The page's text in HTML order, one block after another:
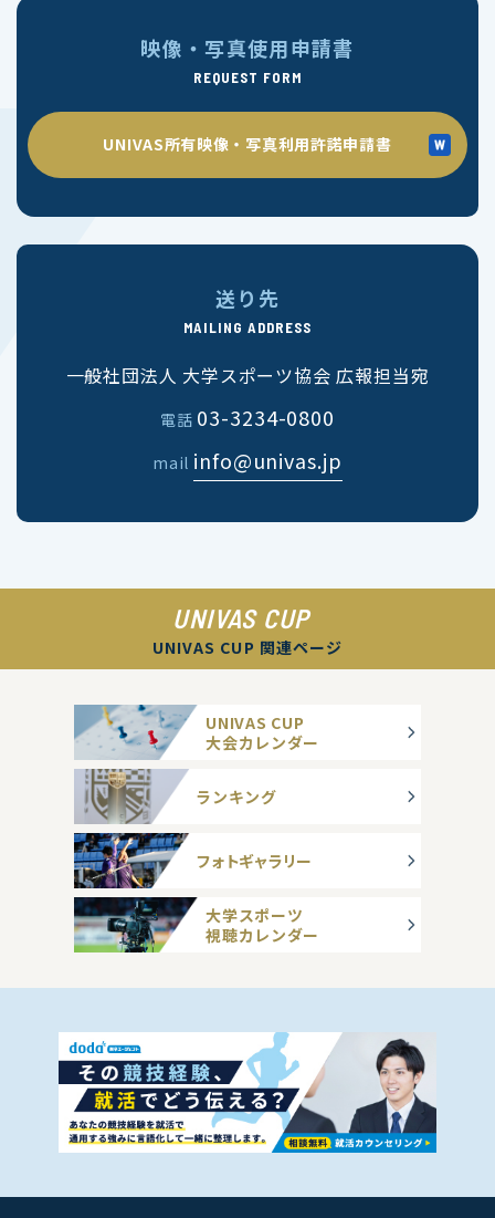
映像・写真使用申請書
REQUEST FORM
UNIVAS所有映像・写真利用許諾申請書
送り先
MAILING ADDRESS
一般社団法人 大学スポーツ協会 広報担当宛
電話 03-3234-0800
mail info@univas.jp
UNIVAS CUP
UNIVAS CUP 関連ページ
UNIVAS CUP
大会カレンダー
ランキング
フォトギャラリー
大学スポーツ
視聴カレンダー